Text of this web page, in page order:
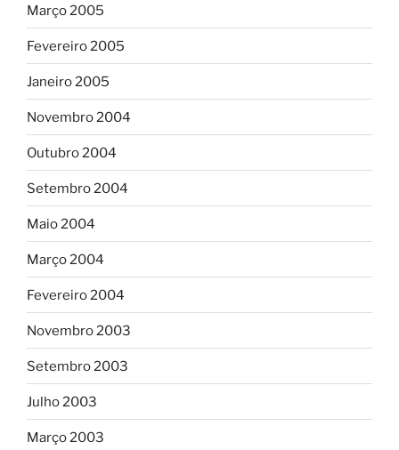
Março 2005
Fevereiro 2005
Janeiro 2005
Novembro 2004
Outubro 2004
Setembro 2004
Maio 2004
Março 2004
Fevereiro 2004
Novembro 2003
Setembro 2003
Julho 2003
Março 2003